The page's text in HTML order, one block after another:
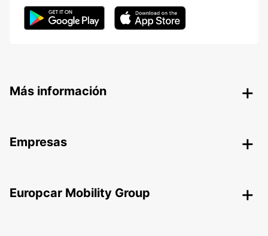
Más información
Empresas
Europcar Mobility Group